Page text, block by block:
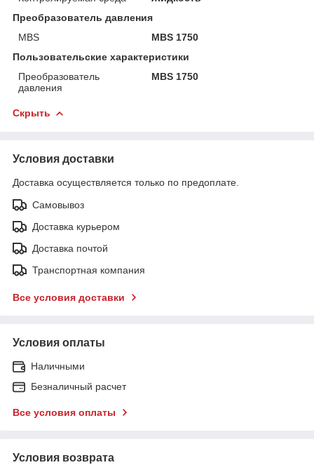
Преобразователь давления
MBS
MBS 1750
Пользовательские характеристики
Преобразователь
давления
MBS 1750
Скрыть
Условия доставки
Доставка осуществляется только по предоплате.
Самовывоз
Доставка курьером
Доставка почтой
Транспортная компания
Все условия доставки
Условия оплаты
Наличными
Безналичный расчет
Все условия оплаты
Условия возврата